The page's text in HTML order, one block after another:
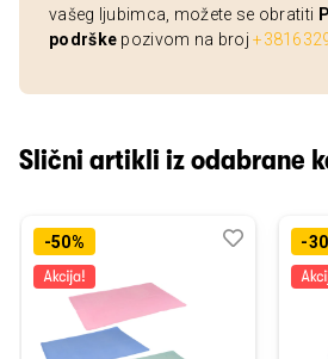
vašeg ljubimca, možete se obratiti
podrške pozivom na broj
Slični artikli iz odabrane
-50%
Dodaj
Uporedi-